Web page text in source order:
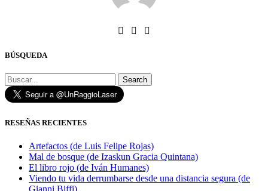
BÚSQUEDA
Search
RESEÑAS RECIENTES
Artefactos (de Luis Felipe Rojas)
Mal de bosque (de Izaskun Gracia Quintana)
El libro rojo (de Iván Humanes)
Viendo tu vida derrumbarse desde una distancia segura (de
Gianni Biffi)